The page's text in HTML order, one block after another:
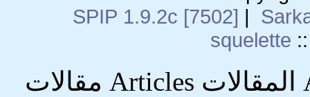
SPIP 1.9.2c [7502] |
squelette
الصفحة الاساسية Accueil du site المقالات Articles مقالات